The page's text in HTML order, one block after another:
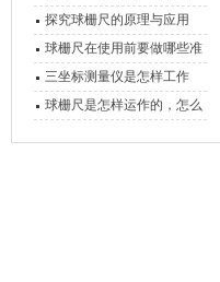
心能力
探究球栅尺的原理与应用
球栅尺在使用前要做哪些准
备工作？
三坐标测量仪是怎样工作
的，功能有什么优势？
球栅尺是怎样运作的，怎么